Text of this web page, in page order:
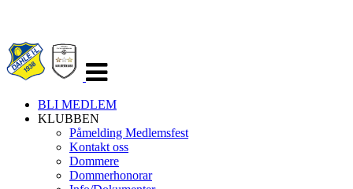
navigasjon
BLI MEDLEM
KLUBBEN
Påmelding Medlemsfest
Kontakt oss
Dommere
Dommerhonorar